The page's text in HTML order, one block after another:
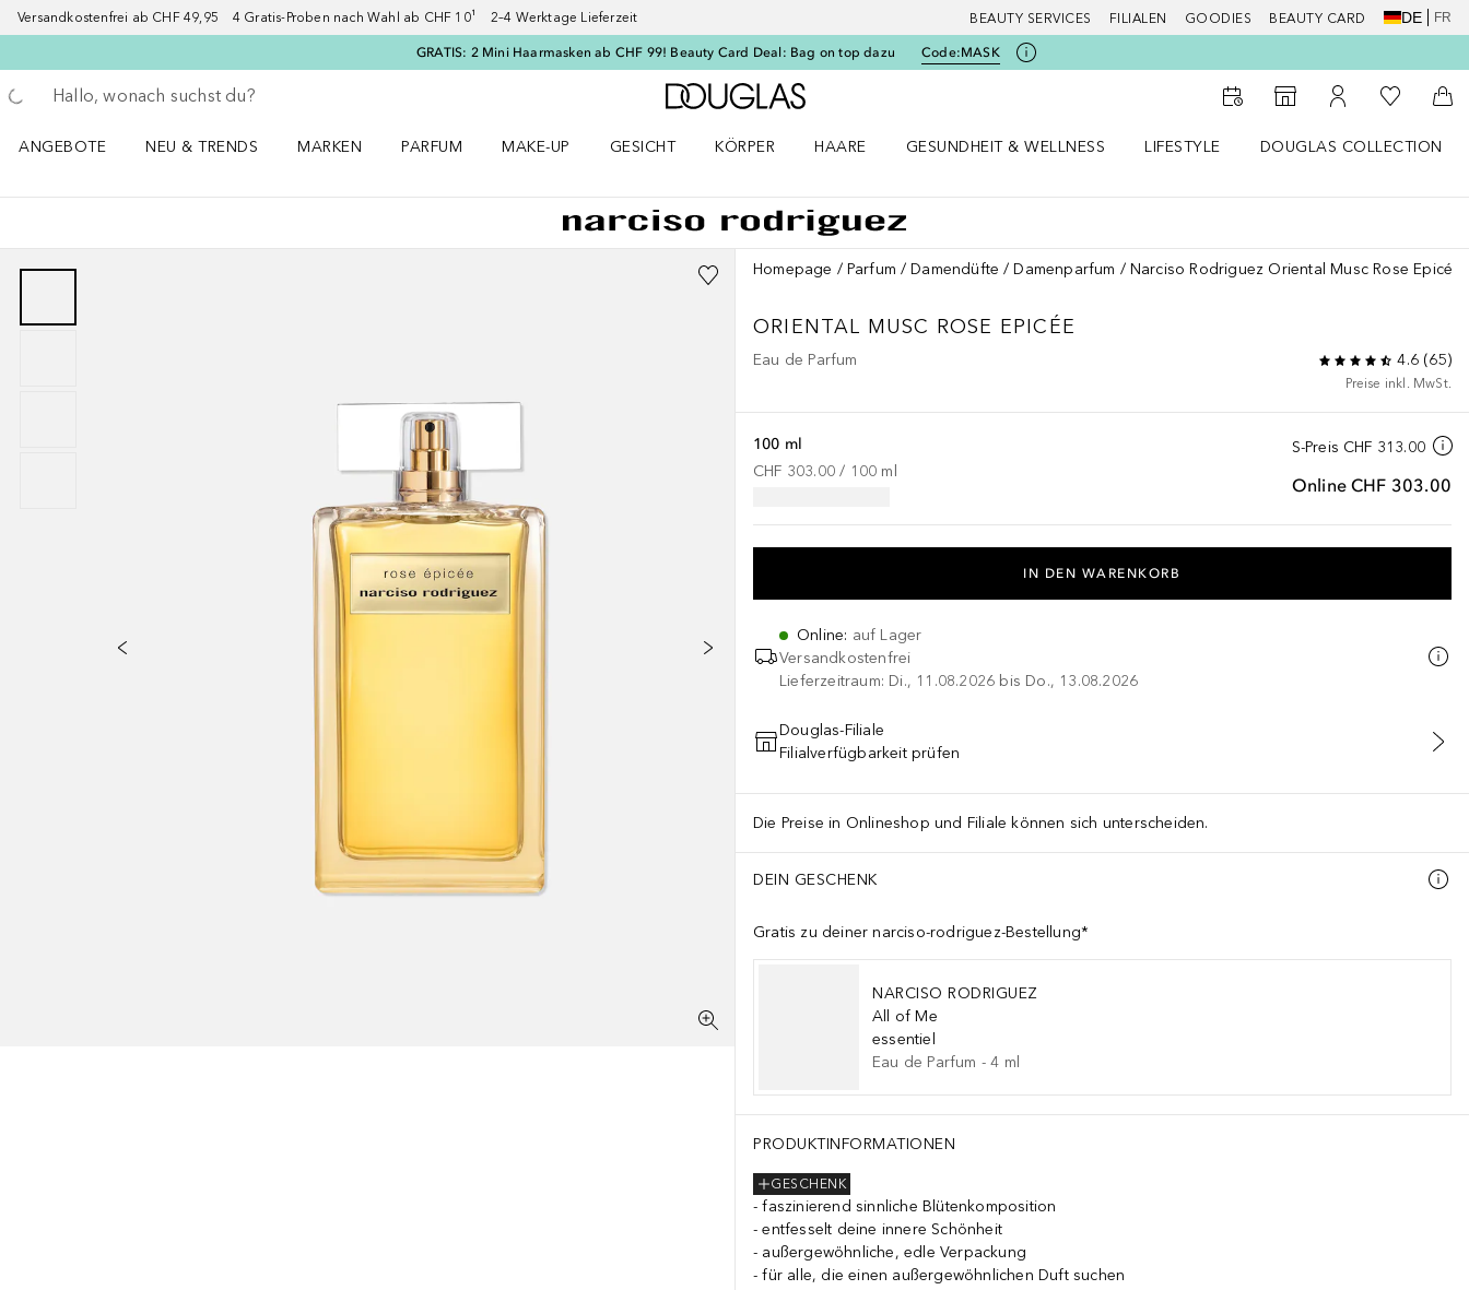
Versandkostenfrei ab CHF 49,95 4 Gratis-Proben nach Wahl ab CHF 10¹ 2–4 Werktage Lieferzeit BEAUTY SERVICES FILIALEN GOODIES BEAUTY CARD DE FR
GRATIS: 2 Mini Haarmasken ab CHF 99! Beauty Card Deal: Bag on top dazu Code:MASK
Gehe zurück
Suche ausführen
Zur Douglas Startseite
Zum Storefinder
Zu Meinem
Zu Meiner
ANGEBOTE
NEU & TRENDS
MARKEN
PARFUM
MAKE-UP
GESICHT
KÖRPER
HAARE
GESUNDHEIT & WELLNESS
LIFESTYLE
DOUGLAS COLLECTION
Homepage Parfum Damendüfte Damenparfum Narciso Rodriguez Oriental Musc Rose Epicée
ORIENTAL MUSC ROSE EPICÉE
Eau de Parfum 4.6(65)
Preise inkl. MwSt.
S-Preis CHF 313.00
Online CHF 303.00
100 ml
CHF 303.00 / 100 ml
IN DEN WARENKORB
Online: auf Lager
Versandkostenfrei
Lieferzeitraum: Di., 11.08.2026 bis Do., 13.08.2026
Douglas-Filiale
Filialverfügbarkeit prüfen
Die Preise in Onlineshop und Filiale können sich unterscheiden.
DEIN GESCHENK
Gratis zu deiner narciso-rodriguez-Bestellung*
NARCISO RODRIGUEZ
All of Me
essentiel
Eau de Parfum -4 ml
PRODUKTINFORMATIONEN
GESCHENK
faszinierend sinnliche Blütenkomposition
entfesselt deine innere Schönheit
außergewöhnliche, edle Verpackung
für alle, die einen außergewöhnlichen Duft suchen